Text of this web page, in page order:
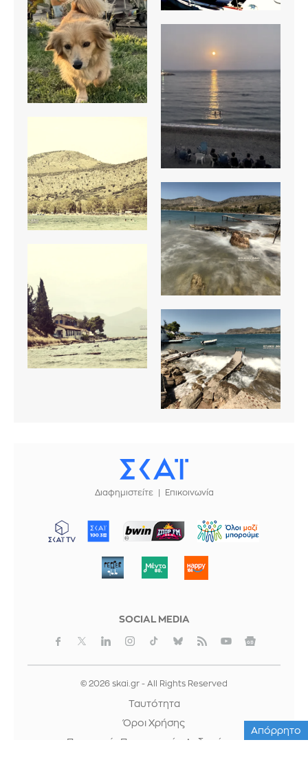
Διαφημιστείτε Επικοινωνία
ΜΠΟΡΟΥΜΕ
SOCIAL MEDIA
© 2026 skai.gr - All Rights Reserved
Ταυτότητα
Όροι Χρήσης
Προστασία Προσωπικών Δεδομένων
Απόρρητο